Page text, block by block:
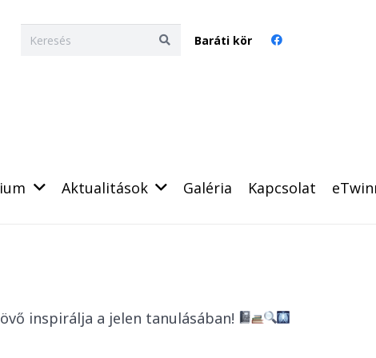
Baráti kör
Aktualitások Galéria Kapcsolat
inspirálja a jelen tanulásában!